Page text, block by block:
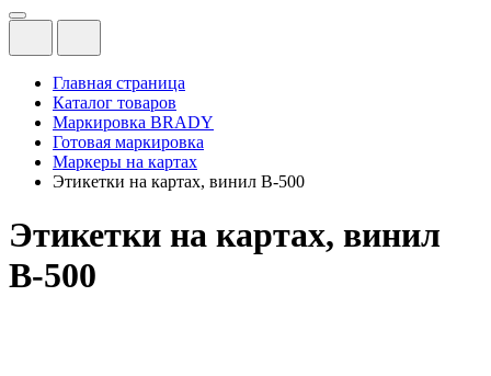
Главная страница
Каталог товаров
Маркировка BRADY
Готовая маркировка
Маркеры на картах
Этикетки на картах, винил B-500
Этикетки на картах, винил
B-500